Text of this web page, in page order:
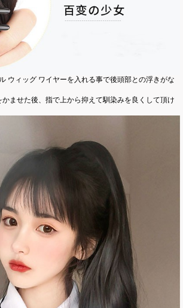
ウィッグ ワイヤーを入れる事で後頭部との浮きがな
ませた後、指で上から抑えて馴染みを良くして頂け